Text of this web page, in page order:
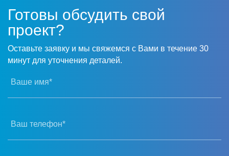
Готовы обсудить свой
проект?
Оставьте заявку и мы свяжемся с Вами в течение 30
минут для уточнения деталей.
Ваше имя*
Ваш телефон*